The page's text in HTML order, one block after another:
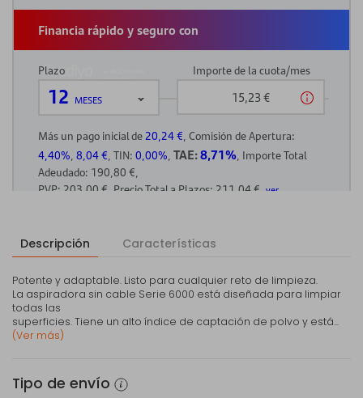
Descripción Características
Potente y adaptable. Listo para cualquier reto de limpieza.
La aspiradora sin cable Serie 6000 está diseñada para limpiar
todas las
superficies. Tiene un alto índice de captación de polvo y está...
(Ver más)
Tipo de envío